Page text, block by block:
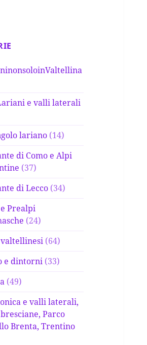
e valli laterali
lariano (14)
di Como e Alpi
(37)
di Lecco (34)
Prealpi
(24)
(64)
e dintorni (33)
(49)
e valli laterali,
Parco
Brenta, Trentino